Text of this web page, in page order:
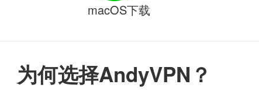
为何选择AndyVPN？
macOS下载